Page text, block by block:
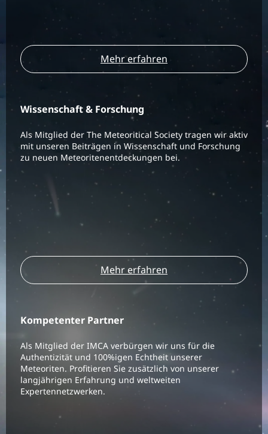
Mehr erfahren
Wissenschaft & Forschung
Als Mitglied der The Meteoritical Society tragen wir aktiv
mit unseren Beiträgen in Wissenschaft und Forschung
zu neuen Meteoritenentdeckungen bei.
Mehr erfahren
Kompetenter Partner
Als Mitglied der IMCA verbürgen wir uns für die
Authentizität und 100%igen Echtheit unserer
Meteoriten. Profitieren Sie zusätzlich von unserer
langjährigen Erfahrung und weltweiten
Expertennetzwerken.